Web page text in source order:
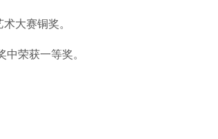
大赛铜奖。
荣获一等奖。